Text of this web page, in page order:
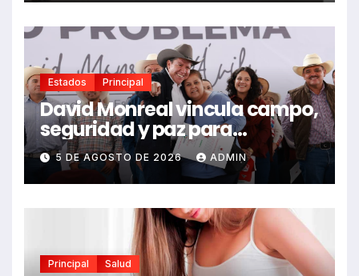
Estados Principal
David Monreal vincula campo,
seguridad y paz para
Zacatecas
5 DE AGOSTO DE 2026 ADMIN
Principal Salud